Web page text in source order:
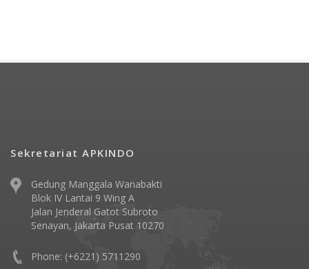
Sekretariat APKINDO
Gedung Manggala Wanabakti
Blok IV Lantai 9 Wing A
Jalan Jenderal Gatot Subroto
Senayan, Jakarta Pusat 10270
Phone: (+6221) 5711290